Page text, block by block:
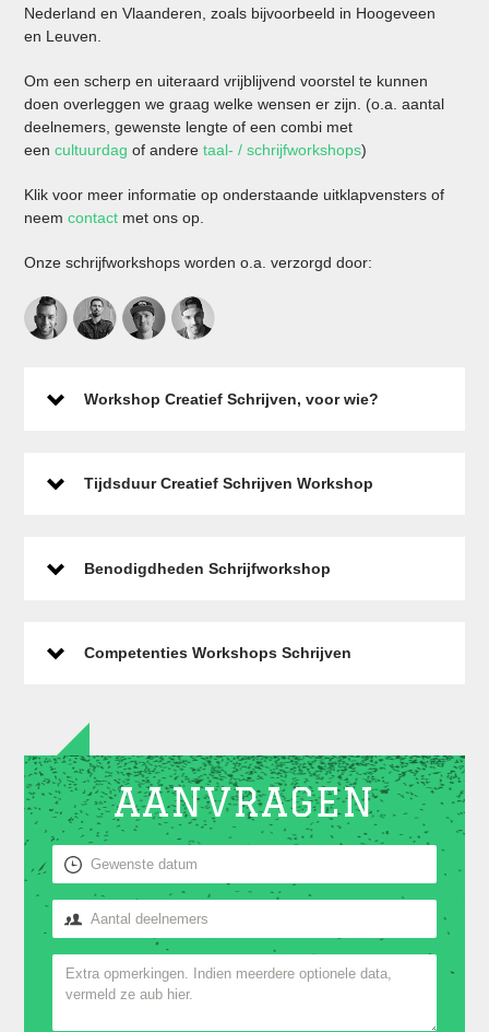
Nederland en Vlaanderen, zoals bijvoorbeeld in Hoogeveen
en Leuven.
Om een scherp en uiteraard vrijblijvend voorstel te kunnen
doen overleggen we graag welke wensen er zijn. (o.a. aantal
deelnemers, gewenste lengte of een combi met
eencultuurdag of anderetaal- / schrijfworkshops)
Klik voor meer informatie op onderstaande uitklapvensters of
neemcontact met ons op.
Onze schrijfworkshops worden o.a. verzorgd door:
Workshop Creatief Schrijven, voor wie?
Tijdsduur Creatief Schrijven Workshop
Benodigdheden Schrijfworkshop
Competenties Workshops Schrijven
AANVRAGEN